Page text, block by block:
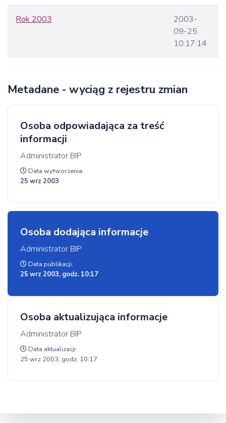
Rok 2003
2003-
09-25
10:17:14
Metadane - wyciąg z rejestru zmian
Osoba odpowiadająca za treść
informacji
Administrator BIP
Data wytworzenia:
25 wrz 2003
Osoba dodająca informacje
Administrator BIP
Data publikacji:
25 wrz 2003, godz. 10:17
Osoba aktualizująca informacje
Administrator BIP
Data aktualizacji:
25 wrz 2003, godz. 10:17